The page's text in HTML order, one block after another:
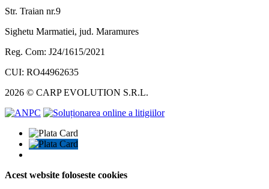
Str. Traian nr.9
Sighetu Marmatiei, jud. Maramures
Reg. Com: J24/1615/2021
CUI: RO44962635
2026 © CARP EVOLUTION S.R.L.
Acest website foloseste cookies